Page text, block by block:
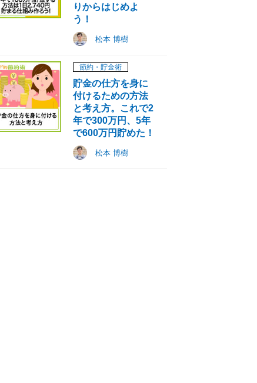
りからはじめよ
う！
松本 博樹
節約・貯金術
貯金の仕方を身に
付けるための方法
と考え方。これで2
年で300万円、5年
で600万円貯めた！
松本 博樹